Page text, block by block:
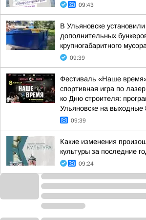
09:43
В Ульяновске
дополнительных
крупногабаритного мусора
09:39
Фестиваль «Наше
спортивная игра по
ко Дню строителя:
Ульяновске на выходные
09:39
Какие изменения
культуры за последние
09:24